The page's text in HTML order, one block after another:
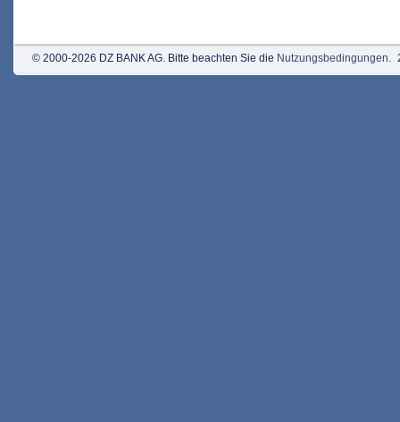
© 2000-2026 DZ BANK AG. Bitte beachten Sie die Nutzungsbedingungen.